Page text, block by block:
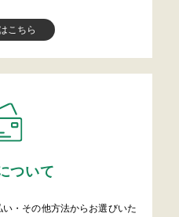
こちら
ついて
・その他方法からお選びいた